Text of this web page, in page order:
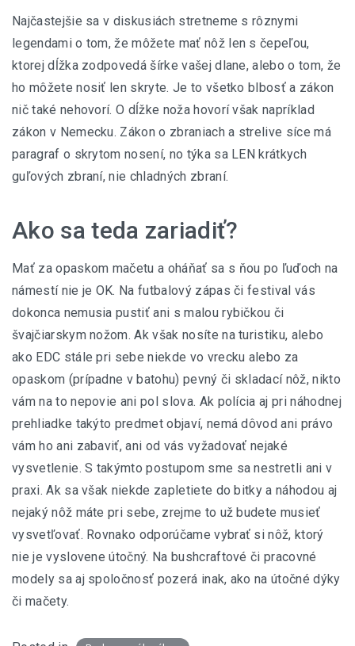
Najčastejšie sa v diskusiách stretneme s rôznymi
legendami o tom, že môžete mať nôž len s čepeľou,
ktorej dĺžka zodpovedá šírke vašej dlane, alebo o tom, že
ho môžete nosiť len skryte. Je to všetko blbosť a zákon
nič také nehovorí. O dĺžke noža hovorí však napríklad
zákon v Nemecku. Zákon o zbraniach a strelive síce má
paragraf o skrytom nosení, no týka sa LEN krátkych
guľových zbraní, nie chladných zbraní.
Ako sa teda zariadiť?
Mať za opaskom mačetu a oháňať sa s ňou po ľuďoch na
námestí nie je OK. Na futbalový zápas či festival vás
dokonca nemusia pustiť ani s malou rybičkou či
švajčiarskym nožom. Ak však nosíte na turistiku, alebo
ako EDC stále pri sebe niekde vo vrecku alebo za
opaskom (prípadne v batohu) pevný či skladací nôž, nikto
vám na to nepovie ani pol slova. Ak polícia aj pri náhodnej
prehliadke takýto predmet objaví, nemá dôvod ani právo
vám ho ani zabaviť, ani od vás vyžadovať nejaké
vysvetlenie. S takýmto postupom sme sa nestretli ani v
praxi. Ak sa však niekde zapletiete do bitky a náhodou aj
nejaký nôž máte pri sebe, zrejme to už budete musieť
vysvetľovať. Rovnako odporúčame vybrať si nôž, ktorý
nie je vyslovene útočný. Na bushcraftové či pracovné
modely sa aj spoločnosť pozerá inak, ako na útočné dýky
či mačety.